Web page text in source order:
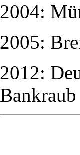
2004:
2005:
2012: